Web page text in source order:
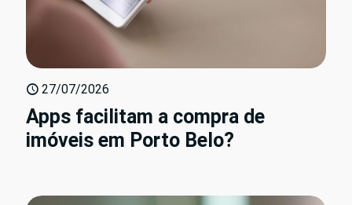
27/07/2026
Apps facilitam a compra de
imóveis em Porto Belo?